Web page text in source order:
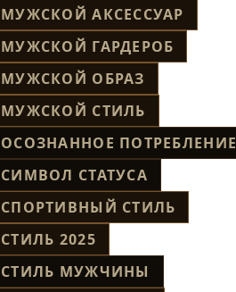
МУЖСКОЙ АКСЕССУАР
МУЖСКОЙ ГАРДЕРОБ
МУЖСКОЙ ОБРАЗ
МУЖСКОЙ СТИЛЬ
ОСОЗНАННОЕ ПОТРЕБЛЕНИЕ
СИМВОЛ СТАТУСА
СПОРТИВНЫЙ СТИЛЬ
СТИЛЬ 2025
СТИЛЬ МУЖЧИНЫ